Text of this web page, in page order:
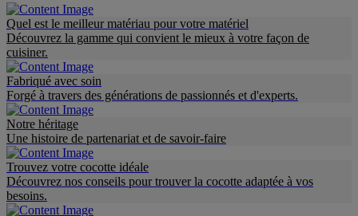
Quel est le meilleur matériau pour votre matériel
Découvrez la gamme qui convient le mieux à votre façon de
cuisiner.
Fabriqué avec soin
Forgé à travers des générations de passionnés et d'experts.
Notre héritage
Une histoire de partenariat et de savoir-faire
Trouvez votre cocotte idéale
Découvrez nos conseils pour trouver la cocotte adaptée à vos
besoins.